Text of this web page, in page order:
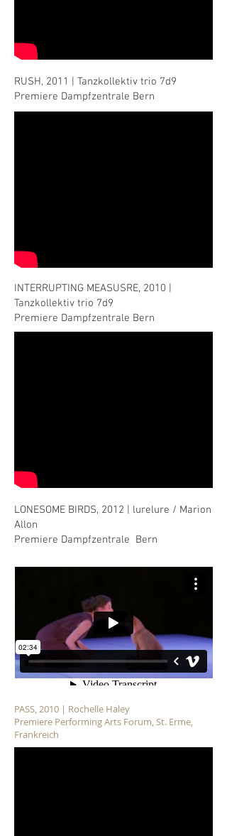
RUSH, 2011 | Tanzkollektiv trio 7d9
Premiere Dampfzentrale Bern
INTERRUPTING MEASUSRE, 2010 |
Tanzkollektiv trio 7d9
Premiere Dampfzentrale Bern
LONESOME BIRDS, 2012 | lurelure / Marion
Allon
Premiere Dampfzentrale Bern
PASS, 2010 | Rochelle Haley
Premiere Performing Arts Forum, St. Erme,
Frankreich